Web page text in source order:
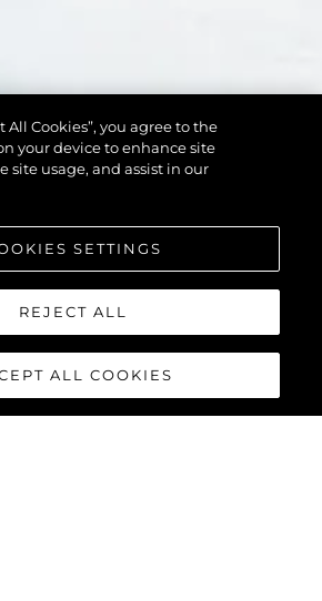
All Cookies”, you agree to the
your device to enhance site
site usage, and assist in our
SETTINGS
REJECT ALL
ALL COOKIES